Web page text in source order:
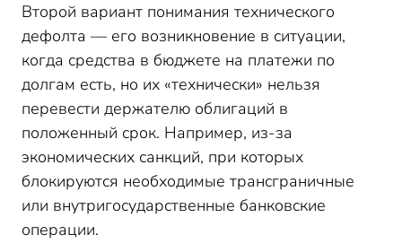
Второй вариант понимания технического
дефолта — его возникновение в ситуации,
когда средства в бюджете на платежи по
долгам есть, но их «технически» нельзя
перевести держателю облигаций в
положенный срок. Например, из-за
экономических санкций, при которых
блокируются необходимые трансграничные
или внутригосударственные банковские
операции.